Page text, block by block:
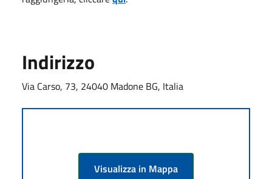
Indirizzo
Via Carso, 73, 24040 Madone BG, Italia
Visualizza in Mappa